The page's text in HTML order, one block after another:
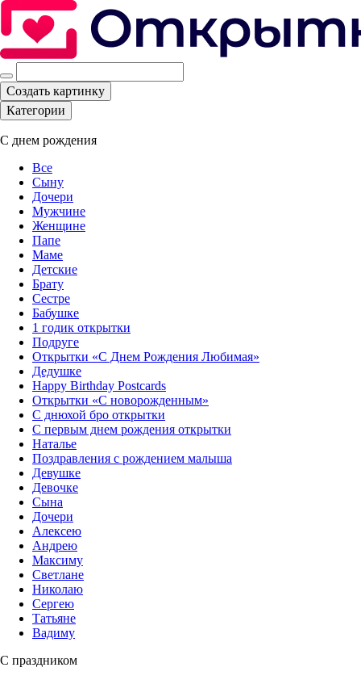
Создать картинку
Категории
С днем рождения
Все
Сыну
Дочери
Мужчине
Женщине
Папе
Маме
Детские
Брату
Сестре
Бабушке
1 годик открытки
Подруге
Открытки «С Днем Рождения Любимая»‎
Дедушке
Happy Birthday Postcards
Открытки «‎С новорожденным»
С днюхой бро открытки
С первым днем рождения открытки
Наталье
Поздравления с рождением малыша
Девушке
Девочке
Сына
Дочери
Алексею
Андрею
Максиму
Светлане
Николаю
Сергею
Татьяне
Вадиму
С праздником